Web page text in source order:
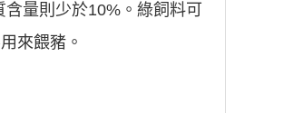
量則少於10%。綠飼料可
來餵豬。